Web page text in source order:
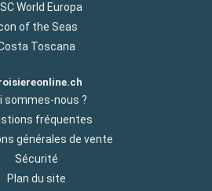
World Europa
of the Seas
Toscana
sommes-nous ?
fréquentes
générales de vente
Sécurité
Plan du site